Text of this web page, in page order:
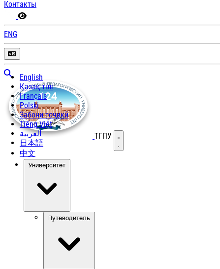
Контакты
ENG
English
Қазақ тілі
Français
Polski
Забони тоҷикӣ
Tiếng Việt
العربية
日本語
中文
ТГПУ Открыть меню
Университет
Путеводитель